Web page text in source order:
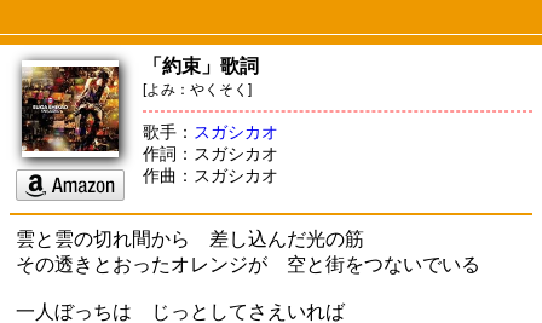
「約束」歌詞
[よみ：やくそく]
歌手： スガシカオ
作詞：スガシカオ
作曲：スガシカオ
雲と雲の切れ間から 差し込んだ光の筋
その透きとおったオレンジが 空と街をつないでいる
一人ぼっちは じっとしてさえいれば